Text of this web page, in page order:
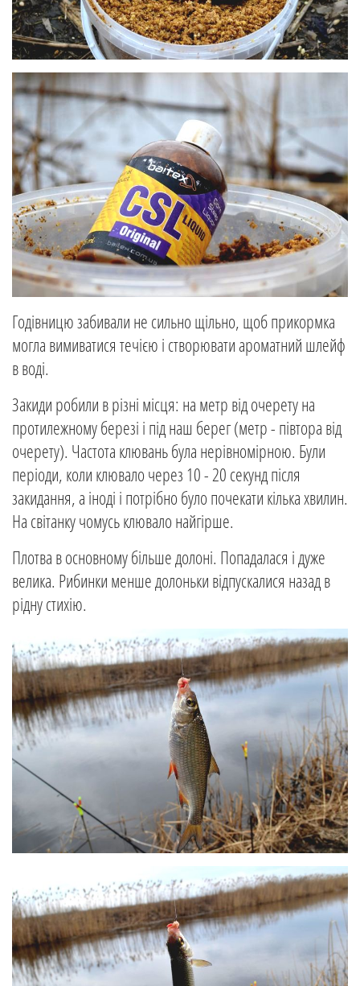
Годівницю забивали не сильно щільно, щоб прикормка
могла вимиватися течією і створювати ароматний шлейф
в воді.
Закиди робили в різні місця: на метр від очерету на
протилежному березі і під наш берег (метр - півтора від
очерету). Частота клювань була нерівномірною. Були
періоди, коли клювало через 10 - 20 секунд після
закидання, а іноді і потрібно було почекати кілька хвилин.
На світанку чомусь клювало найгірше.
Плотва в основному більше долоні. Попадалася і дуже
велика. Рибинки менше долоньки відпускалися назад в
рідну стихію.